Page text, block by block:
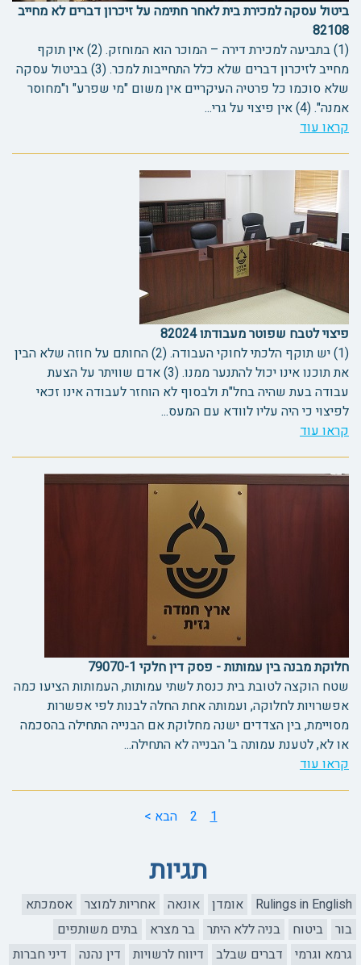
ביטול עסקה למכירת בית לאחר חתימה על זיכרון דברים לא מחייב
82108
(1) בתביעה למכירת דירה – המוכר הוא המוחזק. (2) אין תוקף
מחייב לזיכרון דברים שלא כלל התחייבות למכר. (3) בביטול עסקה
שלא סוכמו כל פרטיה העיקריים אין משום "מי שפרע" ו"מחוסר
אמנה". (4) אין פיצוי על גרי...
קראו עוד
פיצוי לטבח שפוטר מעבודתו 82024
(1) יש תוקף הלכתי לחוקי העבודה. (2) החותם על חוזה שלא הבין
את תוכנו אינו יכול להתנער ממנו. (3) אדם שוויתר על הצעת
עבודה בעת שהיה בחל"ת ולבסוף לא הוחזר לעבודה אינו זכאי
לפיצוי כי היה עליו לוודא עם המעס...
קראו עוד
חלוקת מבנה בין עמותות - פסק דין חלקי 79070-1
שטח הוקצה לטובת בית כנסת לשתי עמותות, העמותות הציעו כמה
אפשרויות לחלוקה, ועמותה אחת החלה לבנות לפי אפשרות
מסויימת, בין הצדדים ישנה מחלוקת אם הבנייה התחילה בהסכמה
או לא, לטענת עמותה ב' הבנייה לא התחילה...
קראו עוד
1
2 הבא >
תגיות
Rulings in English אומדן אונאה אחריות למוצר
אסמכתא
בור
ביטוח בניה ללא היתר בר מצרא
בתים משותפים
גרמא וגרמי
דברים שבלב דיווח לרשויות דין נהנה
דיני חברות